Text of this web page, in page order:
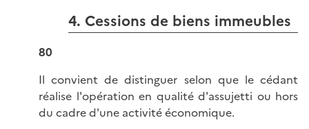
4. Cessions de biens immeubles
80
Il convient de distinguer selon que le cédant
réalise l'opération en qualité d'assujetti ou hors
du cadre d'une activité économique.